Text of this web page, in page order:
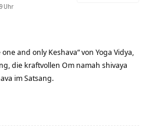
Uhr
and only Keshava“ von Yoga Vidya,
die kraftvollen Om namah shivaya
im Satsang.